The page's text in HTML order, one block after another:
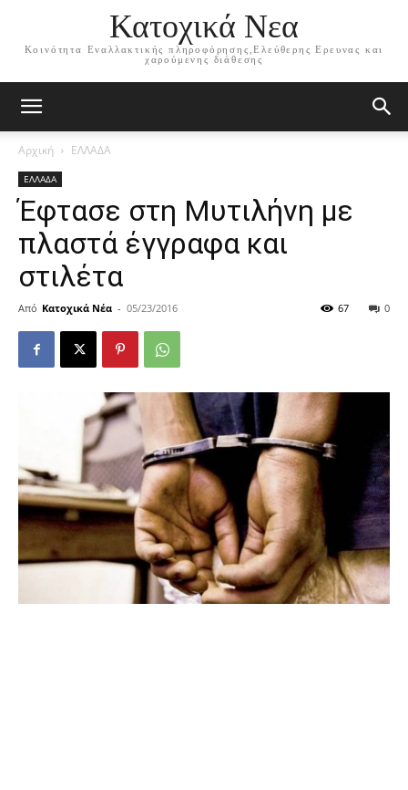
Κατοχικά Νεα
Κοινότητα Εναλλακτικής πληροφόρησης,Ελεύθερης Ερευνας και
χαρούμενης διάθεσης
Αρχική ΕΛΛΑΔΑ
ΕΛΛΑΔΑ
Έφτασε στη Μυτιλήνη με
πλαστά έγγραφα και
στιλέτα
Από Κατοχικά Νέα - 05/23/2016 0
67